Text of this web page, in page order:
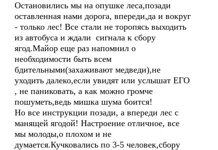
Остановились мы на опушке леса,позади
оставленная нами дорога, впереди,да и вокруг
- только лес! Все стали не торопясь выходить
из автобуса и ждали сигнала к сбору
ягод.Майор еще раз напомнил о
необходимости быть всем
бдительными(захаживают медведи),не
уходить далеко,если увидят или услышат ЕГО
, не паниковать, а как можно громче
пошуметь,ведь мишка шума боится!
Но все инструкции позади, а впереди лес с
манящей ягодой! Настроение отличное, все
мы молоды,о плохом и не
думается.Кучковались по 3-5 человек,сбору